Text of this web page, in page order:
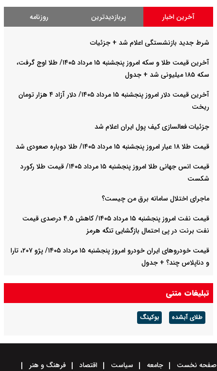
آخرین اخبار پربازدیدترین روزنامه
شرط جدید بازنشستگی اعلام شد + جزئیات
آخرین قیمت طلا و سکه امروز پنجشنبه ۱۵ مرداد ۱۴۰۵/ طلا اوج گرفت،
سکه ۱۸۵ میلیونی شد + جدول
آخرین قیمت دلار امروز پنجشنبه ۱۵ مرداد ۱۴۰۵/ دلار آزاد ۴ هزار تومان
ریخت
جزئیات فعالسازی کیف پول ایران اعلام شد
قیمت طلا ۱۸ عیار امروز پنجشنبه ۱۵ مرداد ۱۴۰۵/ طلا دوباره صعودی شد
قیمت انس جهانی طلا امروز پنجشنبه ۱۵ مرداد ۱۴۰۵/ قیمت طلا رکورد
شکست
ماجرای اختلال سامانه برق من چیست؟
قیمت نفت امروز پنجشنبه ۱۵ مرداد ۱۴۰۵/ کاهش ۴.۵ درصدی قیمت
نفت برنت در پی احتمال بازگشایی تنگه هرمز
قیمت خودرو‌های ایران خودرو امروز پنجشنبه ۱۵ مرداد ۱۴۰۵/ پژو ۲۰۷، تارا
و دناپلاس چند؟ + جدول
قیمت خودرو‌های سایپا امروز پنجشنبه ۱۵ مرداد ۱۴۰۵/ شاهین، کوییک و
ساینا چند قیمت خورد؟+ جدول
تبلیغات متنی
طلای آبشده بوکینگ
صفحه نخست جامعه سیاست اقتصاد فرهنگ و هنر